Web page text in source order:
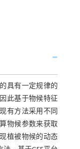
具有一定规律的
此基于物候特征
有方法采用不同
物候参数来获取
植被物候的动态